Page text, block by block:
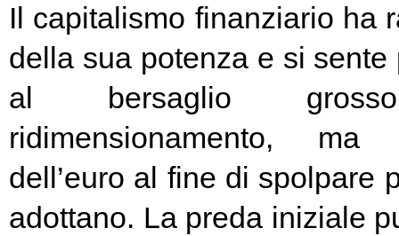
Il capitalismo finanziario ha
della sua potenza e si sente
al bersaglio
ridimensionamento,
dell’euro al fine di spolpare
adottano. La preda iniziale